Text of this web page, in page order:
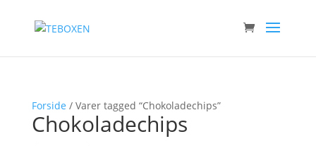
Forside / Varer tagged “Chokoladechips”
Chokoladechips